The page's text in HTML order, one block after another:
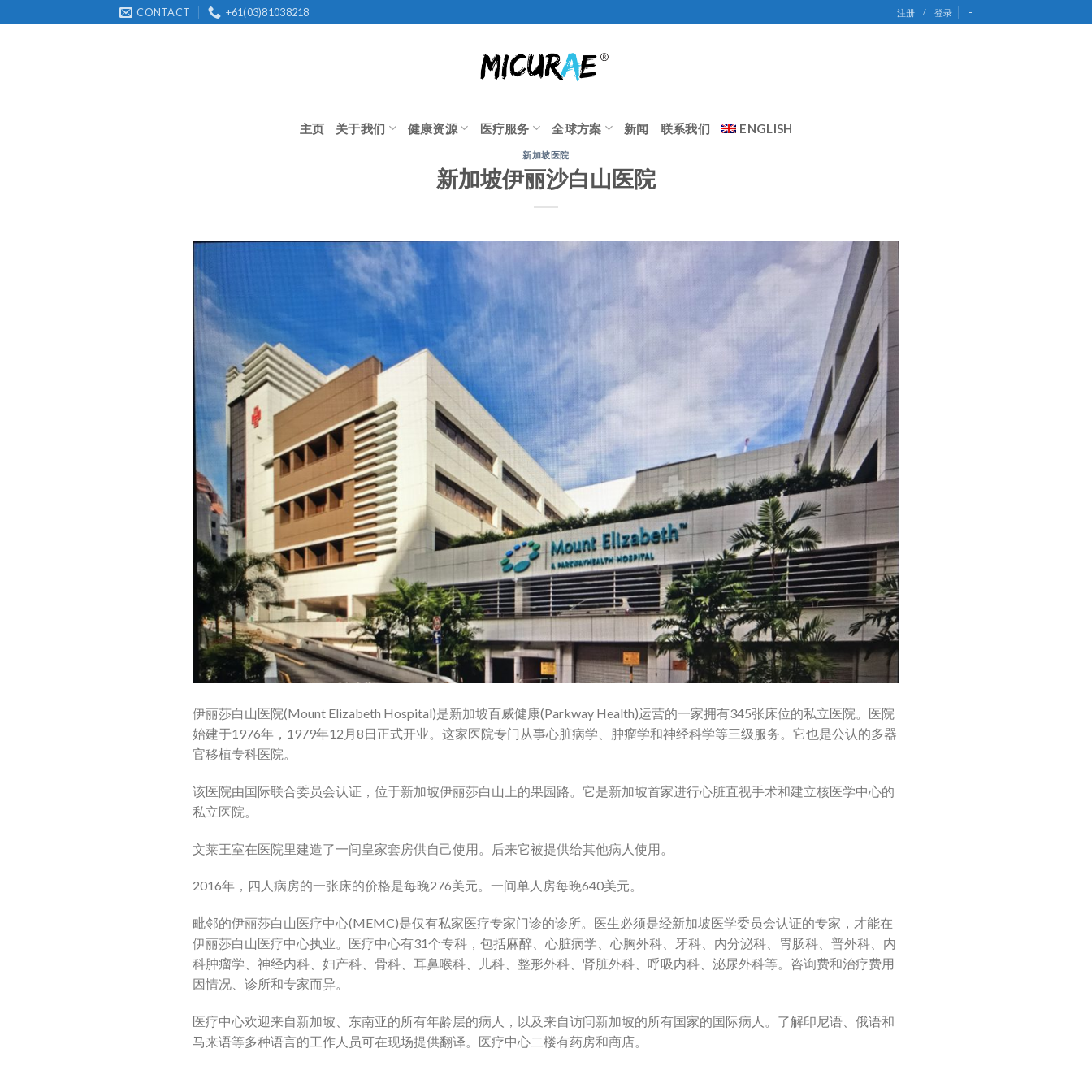
to
CONTACT +61(03)81038218 注册 / 登录 -
主页 关于我们 健康资源 医疗服务 全球方案 新闻 联系我们 ENGLISH
新加坡医院
新加坡伊丽沙白山医院
伊丽莎白山医院(Mount Elizabeth Hospital)是新加坡百威健康(Parkway Health)运营的一家拥有345张床位的私立医院。医院
始建于1976年，1979年12月8日正式开业。这家医院专门从事心脏病学、肿瘤学和神经科学等三级服务。它也是公认的多器
官移植专科医院。
该医院由国际联合委员会认证，位于新加坡伊丽莎白山上的果园路。它是新加坡首家进行心脏直视手术和建立核医学中心的
私立医院。
文莱王室在医院里建造了一间皇家套房供自己使用。后来它被提供给其他病人使用。
2016年，四人病房的一张床的价格是每晚276美元。一间单人房每晚640美元。
毗邻的伊丽莎白山医疗中心(MEMC)是仅有私家医疗专家门诊的诊所。医生必须是经新加坡医学委员会认证的专家，才能在
伊丽莎白山医疗中心执业。医疗中心有31个专科，包括麻醉、心脏病学、心胸外科、牙科、内分泌科、胃肠科、普外科、内
科肿瘤学、神经内科、妇产科、骨科、耳鼻喉科、儿科、整形外科、肾脏外科、呼吸内科、泌尿外科等。咨询费和治疗费用
因情况、诊所和专家而异。
医疗中心欢迎来自新加坡、东南亚的所有年龄层的病人，以及来自访问新加坡的所有国家的国际病人。了解印尼语、俄语和
马来语等多种语言的工作人员可在现场提供翻译。医疗中心二楼有药房和商店。